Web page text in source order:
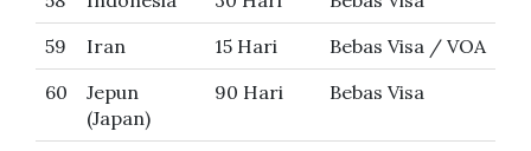
59
Iran 15 Hari
Bebas Visa / VOA
60
Jepun
(Japan)
90 Hari Bebas Visa